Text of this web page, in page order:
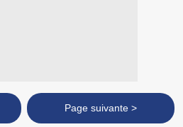
Page suivante >